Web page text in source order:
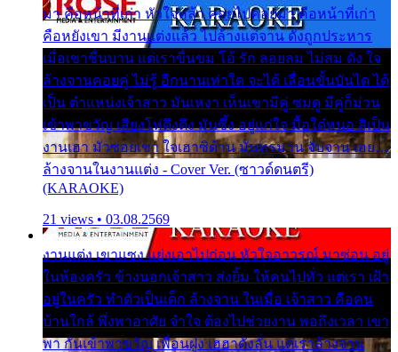
มา คือหน้าที่เก่า หัวใจหล้า คอยไปคอยมา คือหน้าที่เก่า
คือหยังเขา มีงานแต่งแล้ว ไปล้างแต่จาน ดั่งถูกประหาร
เมื่อเขาชื่นบาน แต่เราขื่นขม โอ้ รัก ลอยลม ไม่สม ดัง ใจ
ล้างจานคอยคู่ ไม่รู้ อีกนานเท่าใด จะได้ เลื่อนขั้นบันได ได้
เป็น ตำแหน่งเจ้าสาว มันเหงา เห็นเขามีคู่ ซมดู มีคู่ก็ม่วน
เข้าพาขวัญ เสียงโห่ตึงตึง มันซึ้ง อยู่แก่ใจ มื้อใด๋หนอ สิเป็น
งานเฮา มัวซอยเขา ใจเฮาซิด้าน มันทรมาน จับจาน เอย…
ล้างจานในงานแต่ง - Cover Ver. (ซาวด์ดนตรี)
(KARAOKE)
21 views • 03.08.2569
งานแต่ง เขาแซง แย่งเอาไปก่อน หัวใจอาวรณ์ มาซ่อน อยู่
ในห้องครัว ข้างนอกเจ้าสาว ส่งยิ้ม ให้คนไปทั่ว แต่เรา เฝ้า
อยู่ในครัว ทำตัวเป็นเด็ก ล้างจาน ในเมื่อ เจ้าสาว คือคน
บ้านใกล้ พึ่งพาอาศัย จำใจ ต้องไปช่วยงาน พอถึงเวลา เขา
พา กันเข้าพาขวัญ เพื่อนฝูง เฮฮาดังลั่น แต่เราล้างจาน